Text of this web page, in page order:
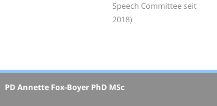
Speech Committee seit
2018)
PD Annette Fox-Boyer PhD MSc